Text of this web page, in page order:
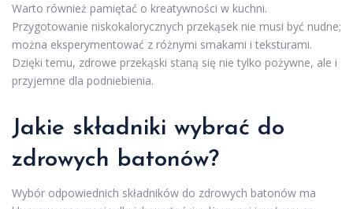
Warto również pamiętać o kreatywności w kuchni.
Przygotowanie niskokalorycznych przekąsek nie musi być nudne;
można eksperymentować z różnymi smakami i teksturami.
Dzięki temu, zdrowe przekąski staną się nie tylko pożywne, ale i
przyjemne dla podniebienia.
Jakie składniki wybrać do
zdrowych batonów?
Wybór odpowiednich składników do zdrowych batonów ma